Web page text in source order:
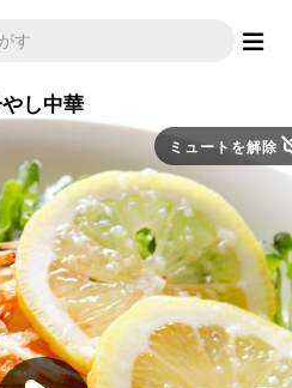
し中華
ミュートを解除